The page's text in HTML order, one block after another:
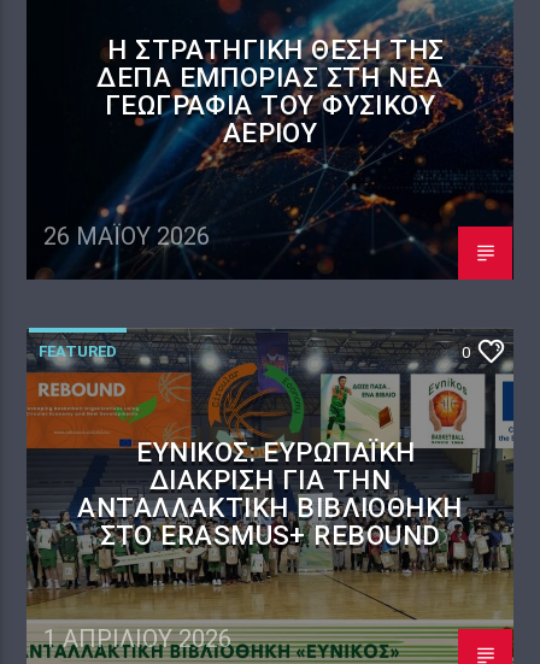
Η ΣΤΡΑΤΗΓΙΚΉ ΘΈΣΗ ΤΗΣ
ΔΕΠΑ ΕΜΠΟΡΊΑΣ ΣΤΗ ΝΈΑ
ΓΕΩΓΡΑΦΊΑ ΤΟΥ ΦΥΣΙΚΟΎ
ΑΕΡΊΟΥ
26 ΜΑΪ́ΟΥ 2026
FEATURED 0
ΕΎΝΙΚΟΣ: ΕΥΡΩΠΑΪΚΉ
ΔΙΆΚΡΙΣΗ ΓΙΑ ΤΗΝ
ΑΝΤΑΛΛΑΚΤΙΚΉ ΒΙΒΛΙΟΘΉΚΗ
ΣΤΟ ERASMUS+ REBOUND
1 ΑΠΡΙΛΊΟΥ 2026